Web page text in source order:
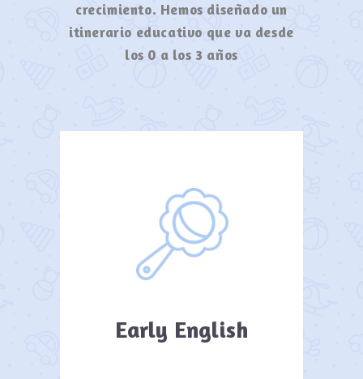
crecimiento. Hemos diseñado un
itinerario educativo que va desde
los 0 a los 3 años
Early English